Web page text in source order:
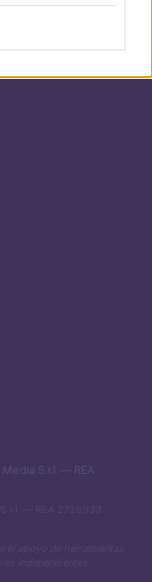
S.r.l. — REA
— REA 2729933
apoyo de herramientas
independientes.